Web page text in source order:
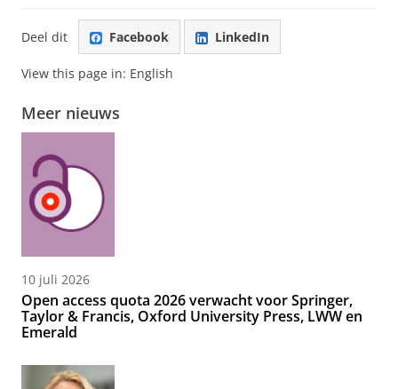
Deel dit Facebook LinkedIn
View this page in: English
Meer nieuws
10 juli 2026
Open access quota 2026 verwacht voor Springer,
Taylor & Francis, Oxford University Press, LWW en
Emerald